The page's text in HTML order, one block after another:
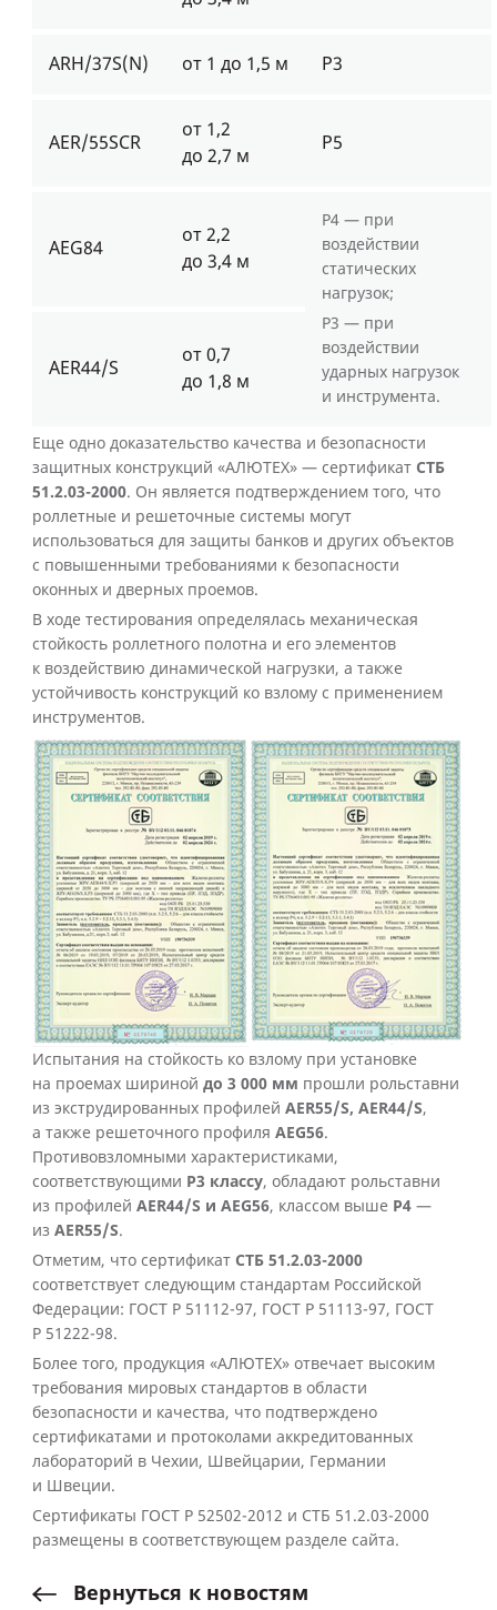
ARH/37S(N) от 1 до 1,5 м Р3
AER/55SCR
от 1,2
до 2,7 м
Р5
AEG84
от 2,2
до 3,4 м
Р4 — при
воздействии
статических
нагрузок;
Р3 — при
воздействии
ударных нагрузок
и инструмента.
AER44/S
от 0,7
до 1,8 м
Еще одно доказательство качества и безопасности
защитных конструкций «АЛЮТЕХ» — сертификат СТБ
51.2.03-2000. Он является подтверждением того, что
роллетные и решеточные системы могут
использоваться для защиты банков и других объектов
с повышенными требованиями к безопасности
оконных и дверных проемов.
В ходе тестирования определялась механическая
стойкость роллетного полотна и его элементов
к воздействию динамической нагрузки, а также
устойчивость конструкций ко взлому с применением
инструментов.
Испытания на стойкость ко взлому при установке
на проемах шириной до 3 000 мм прошли рольставни
из экструдированных профилей AER55/S, AER44/S,
а также решеточного профиля AEG56.
Противовзломными характеристиками,
соответствующими Р3 классу, обладают рольставни
из профилей AER44/S и AEG56, классом выше Р4—
изAER55/S.
Отметим, что сертификат СТБ 51.2.03-2000
соответствует следующим стандартам Российской
Федерации: ГОСТ Р 51112-97, ГОСТ Р 51113-97, ГОСТ
Р 51222-98.
Более того, продукция «АЛЮТЕХ» отвечает высоким
требования мировых стандартов в области
безопасности и качества, что подтверждено
сертификатами и протоколами аккредитованных
лабораторий в Чехии, Швейцарии, Германии
и Швеции.
Cертификаты ГОСТ Р 52502-2012 и СТБ 51.2.03-2000
размещены в соответствующем разделе сайта.
Вернуться к новостям